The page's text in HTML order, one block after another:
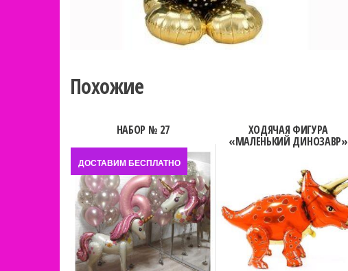
Похожие
НАБОР № 27
ДОСТАВИМ БЕСПЛАТНО
ХОДЯЧАЯ ФИГУРА
«МАЛЕНЬКИЙ ДИНОЗАВР»